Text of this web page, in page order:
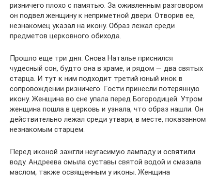
ризничего плохо с памятью. За оживленным разговором
он подвел женщину к неприметной двери. Отворив ее,
незнакомец указал на икону. Образ лежал среди
предметов церковного обихода.
Прошло еще три дня. Снова Наталье приснился
чудесный сон, будто она в храме, и рядом — два святых
старца. И тут к ним подходит третий юный инок в
сопровождении ризничего. Гости принесли потерянную
икону. Женщина во сне упала перед Богородицей. Утром
женщина пошла в церковь и узнала, что образ нашли. Он
действительно лежал среди утвари, в месте, показанном
незнакомым старцем.
Перед иконой зажгли неугасимую лампаду и освятили
воду. Андреева омыла суставы святой водой и смазала
маслом, также освященным у иконы. Женщина